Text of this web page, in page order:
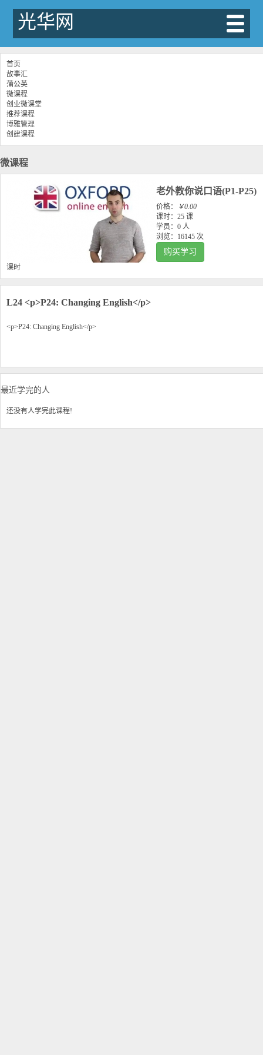
光华网
首页
故事汇
蒲公英
微课程
创业微课堂
推荐课程
博雅管理
创建课程
微课程
老外教你说口语(P1-P25)
价格：
￥0.00
课时： 25 课
学员： 0 人
浏览： 16145 次
购买学习
课时
L24 <p>P24: Changing English</p>
<p>P24: Changing English</p>
最近学完的人
还没有人学完此课程!